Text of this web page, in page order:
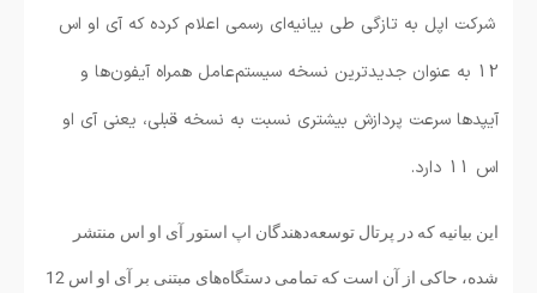
شرکت اپل به تازگی طی بیانیه‌ای رسمی اعلام کرده که آی او اس
12 به عنوان جدیدترین نسخه سیستم‌عامل همراه آیفون‌ها و
آیپدها سرعت پردازش بیشتری نسبت به نسخه قبلی، یعنی آی او
اس 11 دارد.
این بیانیه که در پرتال توسعه‌دهندگان اپ استور آی او اس منتشر
شده، حاکی از آن است که تمامی دستگاه‌های مبتنی بر آی او اس 12